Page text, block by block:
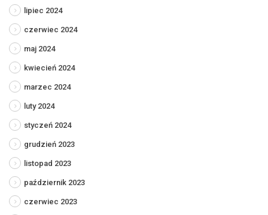
lipiec 2024
czerwiec 2024
maj 2024
kwiecień 2024
marzec 2024
luty 2024
styczeń 2024
grudzień 2023
listopad 2023
październik 2023
czerwiec 2023